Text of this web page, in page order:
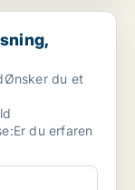
du et
du erfaren